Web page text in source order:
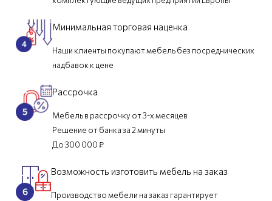
Минимальная торговая наценка
Наши клиенты покупают мебель без посреднических
надбавок к цене
Рассрочка
Мебель в рассрочку от 3-х месяцев
Решение от банка за 2 минуты
До 300 000 ₽
Возможность изготовить мебель на заказ
Производство мебели на заказ гарантирует